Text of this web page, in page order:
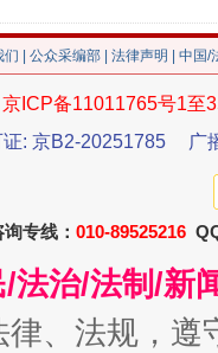
今
们 公众采编部 法律声明 | 中国
京ICP备11011765号1至
证: 京B2-20251785
广
专线： 010-89525216
法治/法制/新
、法规，